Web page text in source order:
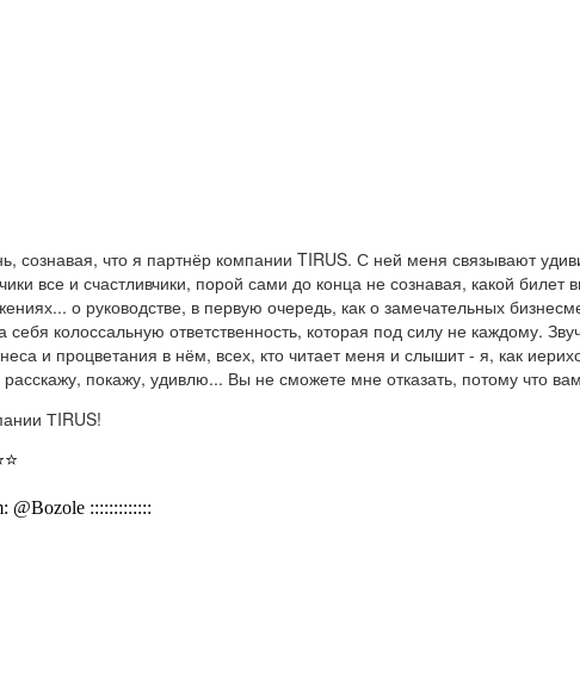
сознавая, что я партнёр компании TIRUS. С ней меня связывают
все и счастливчики, порой сами до конца не сознавая, какой
о руководстве, в первую очередь, как о замечательных
колоссальную ответственность, которая под силу не каждому.
и процветания в нём, всех, кто читает меня и слышит - я, как
покажу, удивлю... Вы не сможете мне отказать, потому что
ТIRUS!
@Bozole :::::::::::::